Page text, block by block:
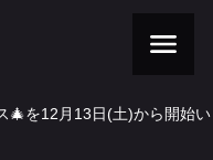
🎄を12月13日(土)から開始い